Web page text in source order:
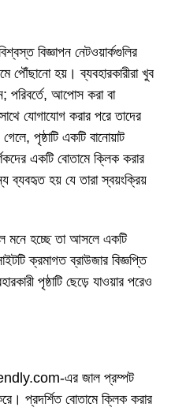
বিজ্ঞাপন নেটওয়ার্কগুলির
পৌঁছানো হয়। ব্যবহারকারীরা খুব
পরিবর্তে, আপোস করা বা
যোগাযোগ করার পরে তাদের
পৃষ্ঠাটি একটি বানোয়াট
একটি বোতামে ক্লিক করার
ব্যবহৃত হয় যে তারা স্বয়ংক্রিয়
মনে হচ্ছে তা আসলে একটি
ক্রমাগত ব্রাউজার বিজ্ঞপ্তি
পৃষ্ঠাটি ছেড়ে যাওয়ার পরেও
এর জাল প্রম্পট
প্রদর্শিত বোতামে ক্লিক করার